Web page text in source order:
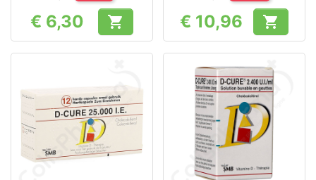
Prijs
€ 6,30  Prijs
€ 10,96 